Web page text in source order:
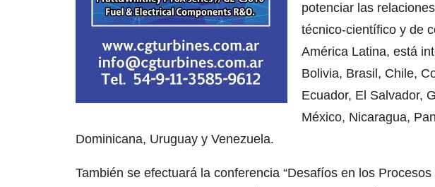
potenciar las
técnico-científico y de
América Latina, está
Bolivia, Brasil, Chile,
Ecuador, El Salvador,
México, Nicaragua,
Dominicana, Uruguay y Venezuela.
También se efectuará la conferencia “Desafíos en los